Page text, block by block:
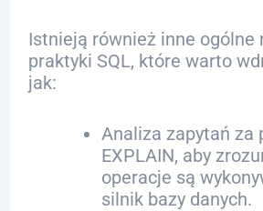
Istnieją również inne ogólne
praktyki SQL, które warto
jak:
Analiza zapytań za
EXPLAIN, aby
operacje są
silnik bazy danych.